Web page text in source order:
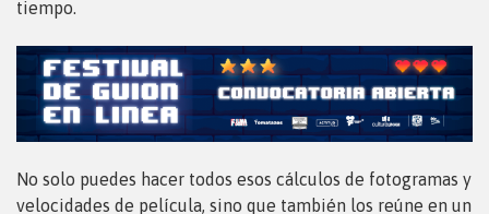
tiempo.
No solo puedes hacer todos esos cálculos de fotogramas y
velocidades de película, sino que también los reúne en un